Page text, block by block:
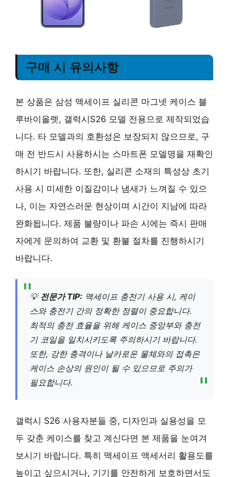
구매 시 유의사항
본 상품은 삼성 맥세이프 실리콘 마그넷 케이스 블
루바이올렛, 갤럭시S26 모델 전용으로 제작되었습
니다. 타 모델과의 호환성은 보장되지 않으므로, 구
매 전 반드시 사용하시는 스마트폰 모델명을 재확인
하시기 바랍니다. 또한, 실리콘 소재의 특성상 초기
사용 시 미세한 이질감이나 냄새가 느껴질 수 있으
나, 이는 자연스러운 현상이며 시간이 지남에 따라
완화됩니다. 제품 불량이나 파손 시에는 즉시 판매
자에게 문의하여 교환 및 환불 절차를 진행하시기
바랍니다.
💡 전문가 TIP: 맥세이프 충전기 사용 시, 케이
스와 충전기 간의 정확한 정렬이 중요합니다.
최적의 충전 효율을 위해 케이스 중앙부와 충전
기 코일을 일치시키도록 주의하시기 바랍니다.
또한, 강한 충격이나 날카로운 물체와의 접촉은
케이스 손상의 원인이 될 수 있으므로 주의가
필요합니다.
갤럭시 S26 사용자분들 중, 디자인과 실용성을 모
두 갖춘 케이스를 찾고 계신다면 본 제품을 눈여겨
보시기 바랍니다. 특히 맥세이프 액세서리 활용도를
높이고 싶으시거나, 기기를 안전하게 보호하면서도